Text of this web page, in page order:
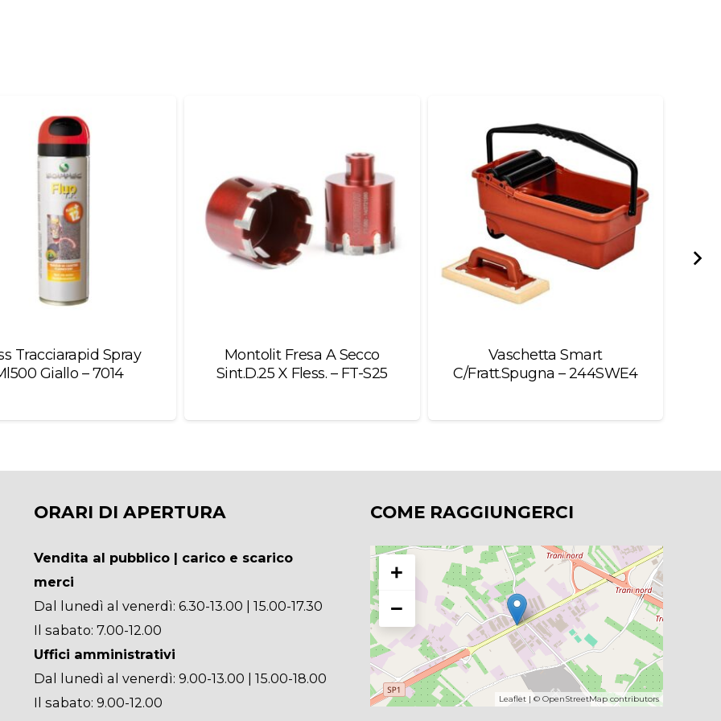
Tracciarapid Spray
Giallo – 7014
Montolit Fresa A Secco
Sint.D.25 X Fless. – FT-S25
Vaschetta Smart
C/Fratt.Spugna – 244SWE4
ORARI DI APERTURA
Vendita al pubblico | carico e scarico
merci
Dal lunedì al venerdì: 6.30-13.00 | 15.00-17.30
Il sabato: 7.00-12.00
Uffici amministrativi
Dal lunedì al venerdì: 9.00-13.00 | 15.00-18.00
Il sabato: 9.00-12.00
COME RAGGIUNGERCI
+
−
Leaflet| © OpenStreetMapcontributors